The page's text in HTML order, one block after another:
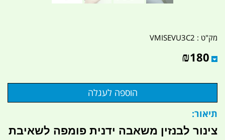
מק"ט : VMISEVU3C2
₪180
תיאור:
צינור לבנזין משאבה ידנית פומפה לשאיבת